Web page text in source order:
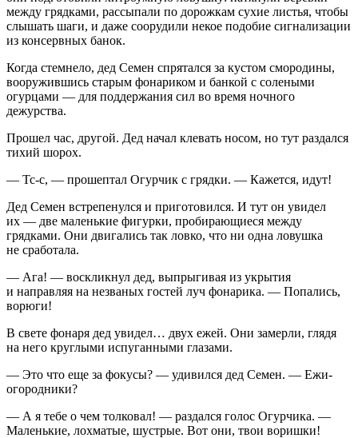
между грядками, рассыпали по дорожкам сухие листья, чтобы
слышать шаги, и даже соорудили некое подобие сигнализации
из консервных банок.
Когда стемнело, дед Семен спрятался за кустом смородины,
вооружившись старым фонариком и банкой с солеными
огурцами — для поддержания сил во время ночного
дежурства.
Прошел час, другой. Дед начал клевать носом, но тут раздался
тихий шорох.
— Тс-с, — прошептал Огурчик с грядки. — Кажется, идут!
Дед Семен встрепенулся и приготовился. И тут он увидел
их — две маленькие фигурки, пробирающиеся между
грядками. Они двигались так ловко, что ни одна ловушка
не сработала.
— Ага! — воскликнул дед, выпрыгивая из укрытия
и направляя на незваных гостей луч фонарика. — Попались,
ворюги!
В свете фонаря дед увидел… двух ежей. Они замерли, глядя
на него круглыми испуганными глазами.
— Это что еще за фокусы? — удивился дед Семен. — Ежи-
огородники?
— А я тебе о чем толковал! — раздался голос Огурчика. —
Маленькие, лохматые, шустрые. Вот они, твои воришки!